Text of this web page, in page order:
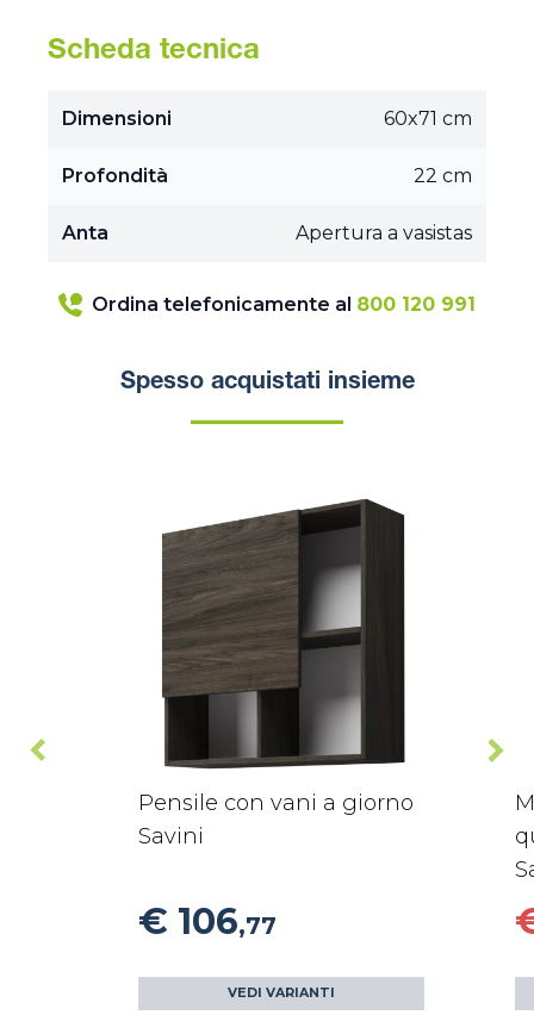
Scheda tecnica
Dimensioni 60x71 cm
Profondità 22 cm
Anta Apertura a vasistas
Ordina telefonicamente al 800 120 991
Spesso acquistati insieme
Pensile con vani a giorno
Savini
€ 106,77
VEDI VARIANTI